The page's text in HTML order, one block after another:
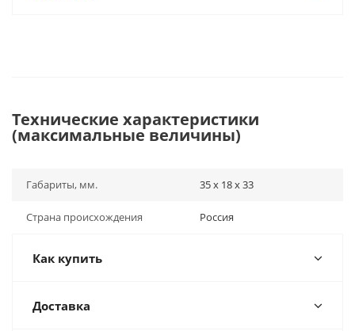
Технические характеристики
(максимальные величины)
Габариты, мм. 35 х 18 х 33
Страна происхождения Россия
Как купить
Доставка